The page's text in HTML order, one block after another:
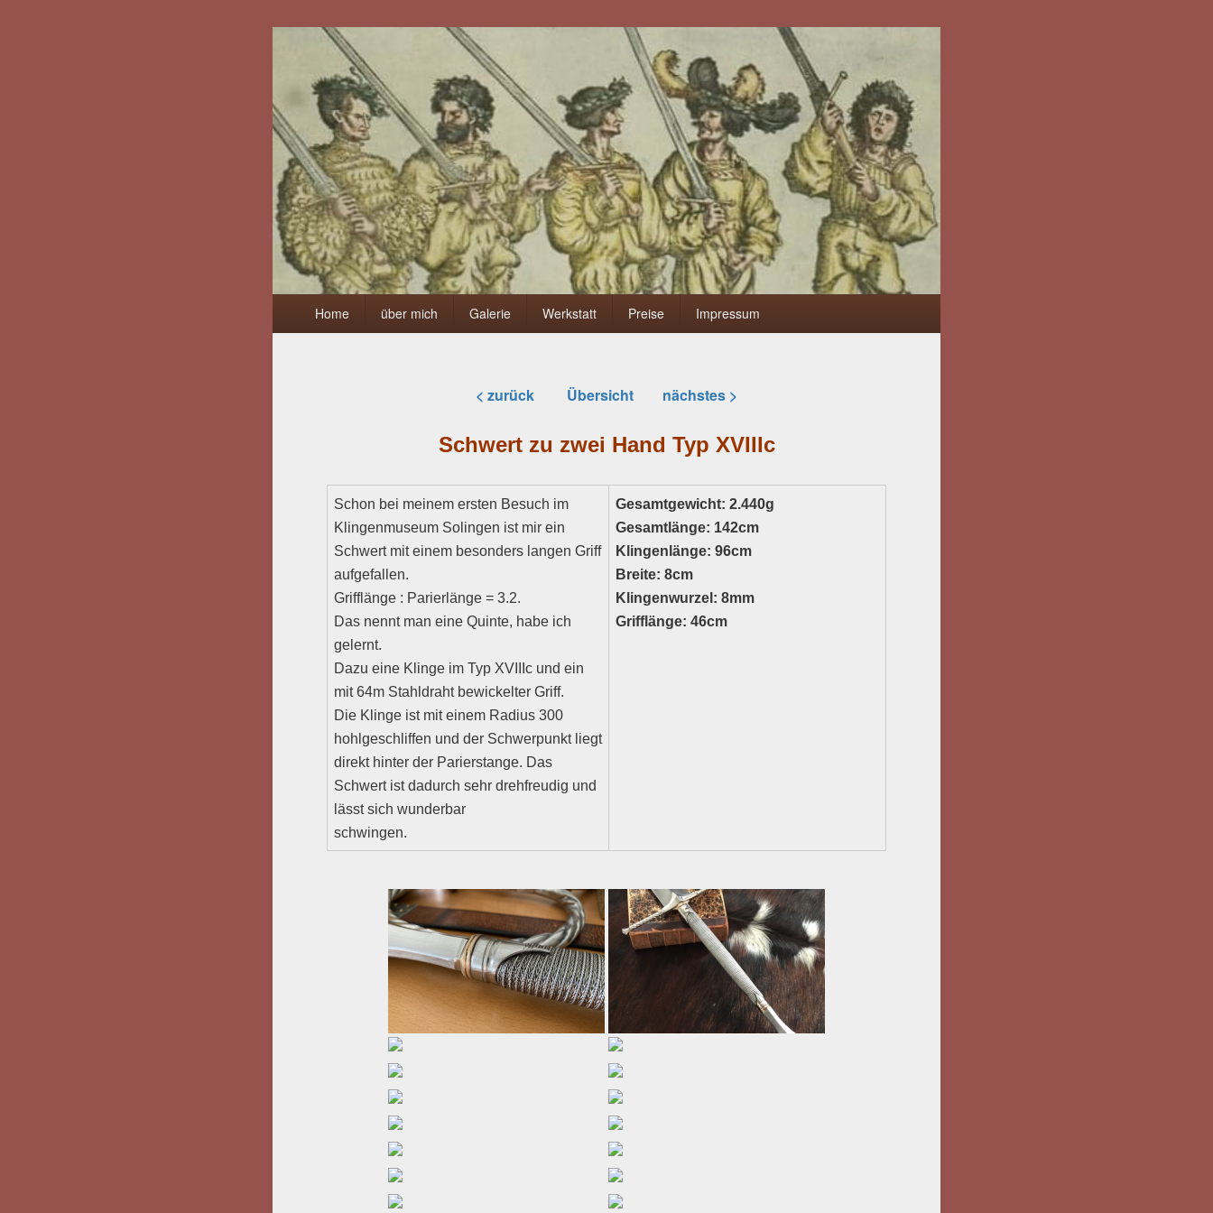
Home über mich Galerie Werkstatt Preise Impressum
< zurück Übersicht nächstes >
Schwert zu zwei Hand Typ XVIIIc
Schon bei meinem ersten Besuch im
Klingenmuseum Solingen ist mir ein
Schwert mit einem besonders langen Griff
aufgefallen.
Grifflänge : Parierlänge = 3.2.
Das nennt man eine Quinte, habe ich
gelernt.
Dazu eine Klinge im Typ XVIIIc und ein
mit 64m Stahldraht bewickelter Griff.
Die Klinge ist mit einem Radius 300
hohlgeschliffen und der Schwerpunkt liegt
direkt hinter der Parierstange. Das
Schwert ist dadurch sehr drehfreudig und
lässt sich wunderbar
schwingen.
Gesamtgewicht: 2.440g
Gesamtlänge: 142cm
Klingenlänge: 96cm
Breite: 8cm
Klingenwurzel: 8mm
Grifflänge: 46cm